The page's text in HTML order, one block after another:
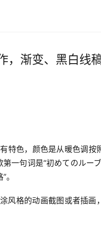
，渐变、黑白线
特色，颜色是从暖色调按
一句词是“初めてのルー
。
风格的动画截图或者插画